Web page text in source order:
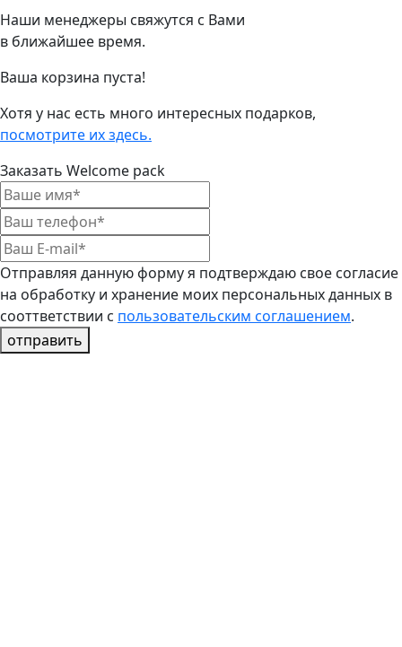
Наши менеджеры свяжутся с Вами
в ближайшее время.
Ваша корзина пуста!
Хотя у нас есть много интересных подарков,
посмотрите их здесь.
Заказать Welcome pack
Отправляя данную форму я подтверждаю свое согласие
на обработку и хранение моих персональных данных в
сооттветствии с пользовательским соглашением.
отправить